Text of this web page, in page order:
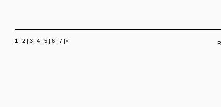
1 | 2 | 3 | 4 | 5 | 6 | 7 |>